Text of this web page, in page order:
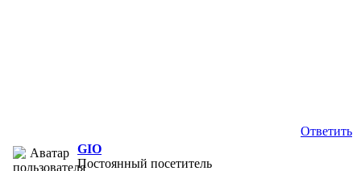
Ответить
GIO
Постоянный посетитель